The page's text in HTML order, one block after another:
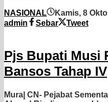
NASIONAL Kamis, 8
admin
Sebar Tweet
Pjs Bupati Musi
Bansos Tahap IV
Mura| CN- Pejabat